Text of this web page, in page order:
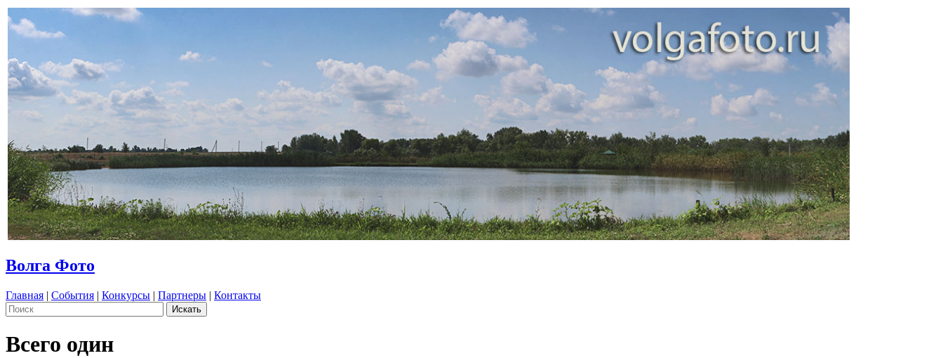
Волга Фото
Главная | События | Конкурсы | Партнеры | Контакты
Всего один